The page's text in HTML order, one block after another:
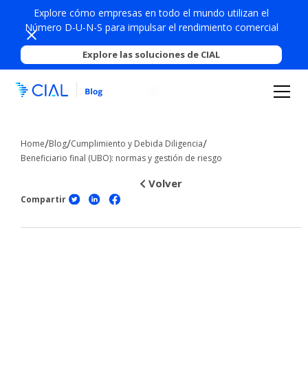
Explore cómo empresas en todo el mundo utilizan el
Número D-U-N-S para impulsar el rendimiento comercial
Explore las soluciones de CIAL
Home/Blog/Cumplimiento y Debida Diligencia/
Beneficiario final (UBO): normas y gestión de riesgo
Volver
Compartir